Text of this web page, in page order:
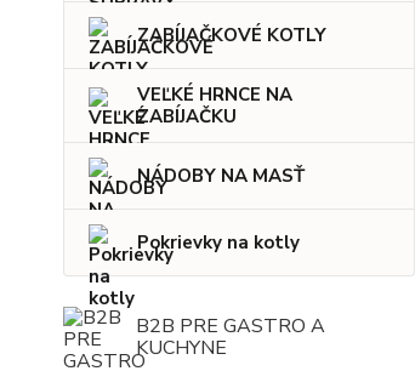
ZABÍJAČKOVÉ KOTLY
VEĽKÉ HRNCE NA
ZABÍJAČKU
NÁDOBY NA MASŤ
Pokrievky na kotly
B2B PRE GASTRO A
KUCHYNE